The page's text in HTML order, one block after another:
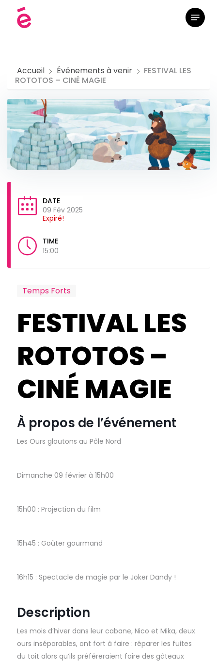
Menu
Accueil Événements à venir
FESTIVAL LES
ROTOTOS – CINÉ MAGIE
DATE
09 Fév 2025
Expiré!
TIME
15:00
Temps Forts
FESTIVAL LES
ROTOTOS –
CINÉ MAGIE
À propos de l’événement
Les Ours gloutons au Pôle Nord
Dimanche 09 février à 15h00
15h00 : Projection du film
15h45 : Goûter gourmand
16h15 : Spectacle de magie par le Joker Dandy !
Description
Les mois d’hiver dans leur cabane, Nico et Mika, deux
ours inséparables, ont fort à faire : réparer les fuites
du toit alors qu’ils préféreraient faire des gâteaux